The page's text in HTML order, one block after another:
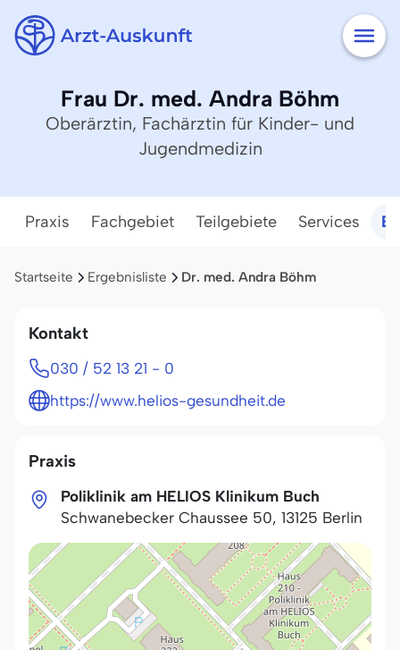
Frau Dr. med. Andra Böhm
Oberärztin, Fachärztin für Kinder- und
Jugendmedizin
Praxis Fachgebiet Teilgebiete Services
Startseite Ergebnisliste Dr. med. Andra Böhm
Praxis
Poliklinik am HELIOS Klinikum Buch
Schwanebecker Chaussee 50, 13125 Berlin
Kontakt
030 / 52 13 21 - 0
https://www.helios-gesundheit.de